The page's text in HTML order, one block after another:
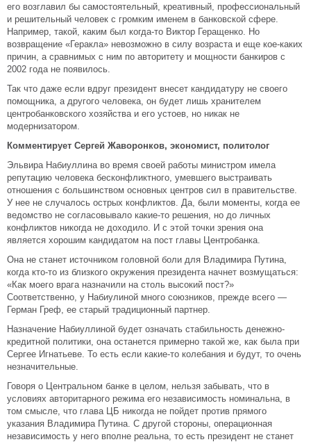
его возглавил бы самостоятельный, креативный, профессиональный
и решительный человек с громким именем в банковской сфере.
Например, такой, каким был когда-то Виктор Геращенко. Но
возвращение «Геракла» невозможно в силу возраста и еще кое-каких
причин, а сравнимых с ним по авторитету и мощности банкиров с
2002 года не появилось.
Так что даже если вдруг президент внесет кандидатуру не своего
помощника, а другого человека, он будет лишь хранителем
центробанковского хозяйства и его устоев, но никак не
модернизатором.
Комментирует Сергей Жаворонков, экономист, политолог
Эльвира Набиуллина во время своей работы министром имела
репутацию человека бесконфликтного, умевшего выстраивать
отношения с большинством основных центров сил в правительстве.
У нее не случалось острых конфликтов. Да, были моменты, когда ее
ведомство не согласовывало какие-то решения, но до личных
конфликтов никогда не доходило. И с этой точки зрения она
является хорошим кандидатом на пост главы Центробанка.
Она не станет источником головной боли для Владимира Путина,
когда кто-то из близкого окружения президента начнет возмущаться:
«Как моего врага назначили на столь высокий пост?»
Соответственно, у Набиулиной много союзников, прежде всего —
Герман Греф, ее старый традиционный партнер.
Назначение Набиуллиной будет означать стабильность денежно-
кредитной политики, она останется примерно такой же, как была при
Сергее Игнатьеве. То есть если какие-то колебания и будут, то очень
незначительные.
Говоря о Центральном банке в целом, нельзя забывать, что в
условиях авторитарного режима его независимость номинальна, в
том смысле, что глава ЦБ никогда не пойдет против прямого
указания Владимира Путина. С другой стороны, операционная
независимость у него вполне реальна, то есть президент не станет